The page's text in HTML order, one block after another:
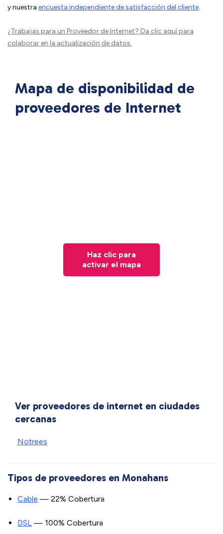
y nuestra encuesta independiente de satisfacción del cliente.
¿Trabajas para un Proveedor de Internet? Da clic aquípara
colaborar en la actualización de datos.
Mapa de disponibilidad de
proveedores de Internet
Haz clic para
activar el mapa
Ver proveedores de internet en ciudades
cercanas
Notrees
Tipos de proveedores en Monahans
Cable — 22% Cobertura
DSL — 100% Cobertura